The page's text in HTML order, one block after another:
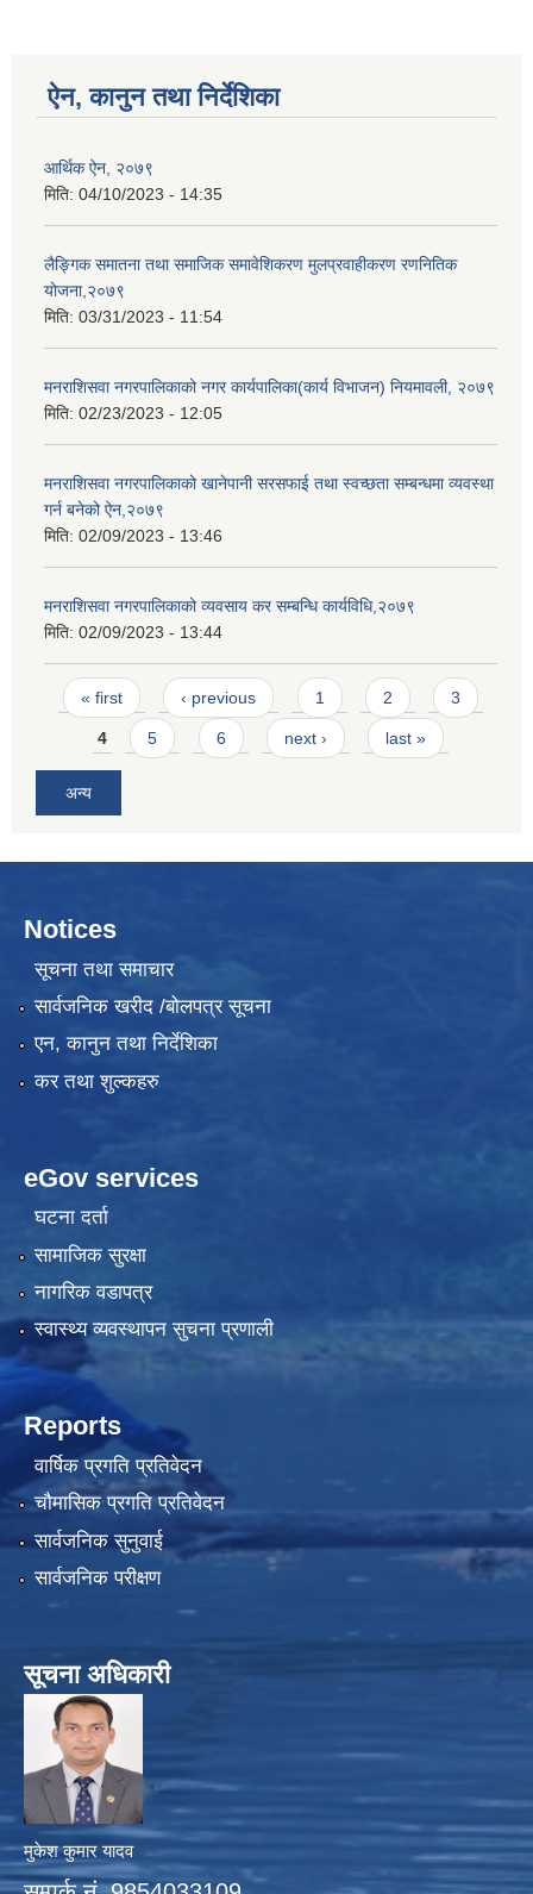
ऐन, कानुन तथा निर्देशिका
आर्थिक ऐन, २०७९
मिति: 04/10/2023 - 14:35
लैङ्गिक समातना तथा समाजिक समावेशिकरण मुलप्रवाहीकरण रणनितिक
योजना,२०७९
मिति: 03/31/2023 - 11:54
मनराशिसवा नगरपालिकाको नगर कार्यपालिका(कार्य विभाजन) नियमावली, २०७९
मिति: 02/23/2023 - 12:05
मनराशिसवा नगरपालिकाको खानेपानी सरसफाई तथा स्वच्छता सम्बन्धमा व्यवस्था
गर्न बनेको ऐन,२०७९
मिति: 02/09/2023 - 13:46
मनराशिसवा नगरपालिकाको व्यवसाय कर सम्बन्धि कार्यविधि,२०७९
मिति: 02/09/2023 - 13:44
Pages
« first ‹ previous 1 2 3
4 5 6 next › last »
अन्य
Notices
सूचना तथा समाचार
सार्वजनिक खरीद /बोलपत्र सूचना
एन, कानुन तथा निर्देशिका
कर तथा शुल्कहरु
eGov services
घटना दर्ता
सामाजिक सुरक्षा
नागरिक वडापत्र
स्वास्थ्य व्यवस्थापन सुचना प्रणाली
Reports
वार्षिक प्रगति प्रतिवेदन
चौमासिक प्रगति प्रतिवेदन
सार्वजनिक सुनुवाई
सार्वजनिक परीक्षण
सूचना अधिकारी
मुकेश कुमार यादव